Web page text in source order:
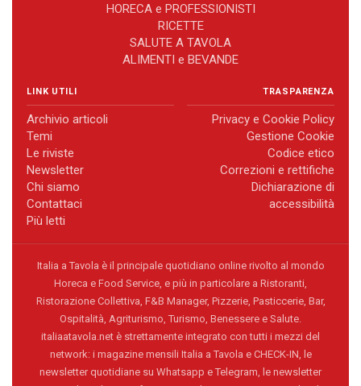
HORECA e PROFESSIONISTI
RICETTE
SALUTE A TAVOLA
ALIMENTI e BEVANDE
LINK UTILI
Archivio articoli
Temi
Le riviste
Newsletter
Chi siamo
Contattaci
Più letti
TRASPARENZA
Privacy e Cookie Policy
Gestione Cookie
Codice etico
Correzioni e rettifiche
Dichiarazione di
accessibilità
Italia a Tavola è il principale quotidiano online rivolto al mondo
Horeca e Food Service, e più in particolare a Ristoranti,
Ristorazione Collettiva, F&B Manager, Pizzerie, Pasticcerie, Bar,
Ospitalità, Agriturismo, Turismo, Benessere e Salute.
italiaatavola.net è strettamente integrato con tutti i mezzi del
network: i magazine mensili Italia a Tavola e CHECK-IN, le
newsletter quotidiane su Whatsapp e Telegram, le newsletter